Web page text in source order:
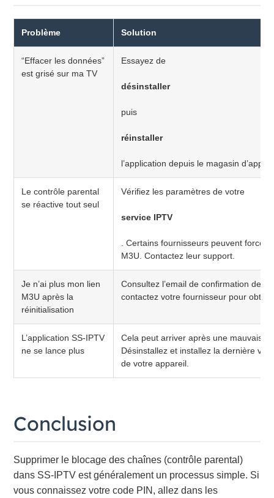
Problème Solution
“Effacer les données”
est grisé sur ma TV
Essayez de
désinstaller
puis
réinstaller
l’application depuis le magasin
Le contrôle parental
se réactive tout seul
Vérifiez les paramètres de votre
service IPTV
. Certains fournisseurs peuvent forcer
M3U. Contactez leur support.
Je n’ai plus mon lien
M3U après la
réinitialisation
Consultez l’email de confirmation de
contactez votre fournisseur pour
L’application SS-IPTV
ne se lance plus
Cela peut arriver après une mauvaise
Désinstallez et installez la dernière
de votre appareil.
Conclusion
Supprimer le blocage des chaînes (contrôle parental)
dans SS-IPTV est généralement un processus simple. Si
vous connaissez votre code PIN, allez dans les